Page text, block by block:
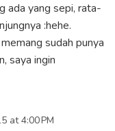
ada yang sepi, rata-
:hehe.
sudah punya
saya ingin
at 4:00 PM